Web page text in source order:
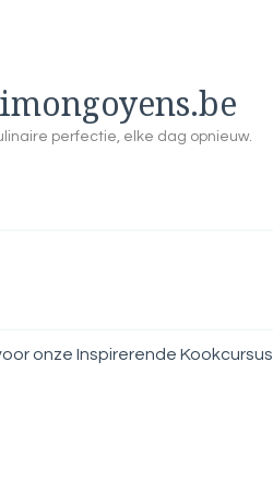
perfectie, elke dag opnieuw.
onze Inspirerende